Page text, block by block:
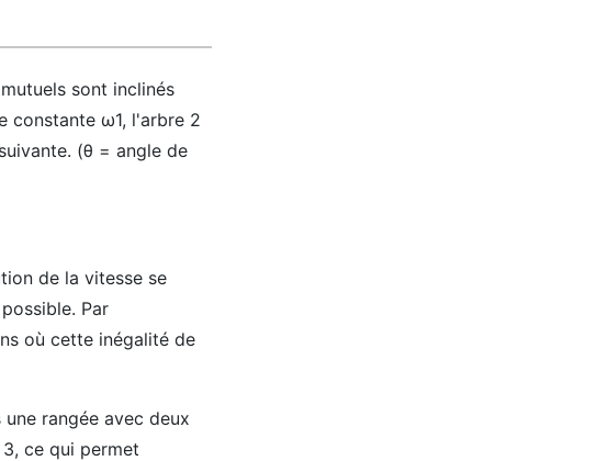
sont inclinés
constante ω1, l'arbre 2
(θ = angle de
de la vitesse se
Par
où cette inégalité de
rangée avec deux
ce qui permet